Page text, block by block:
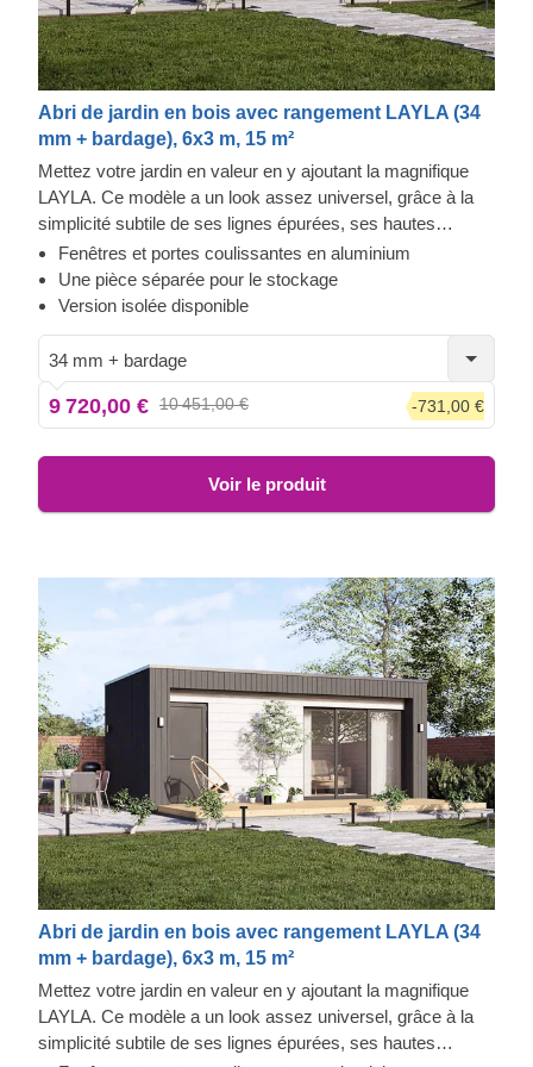
Abri de jardin en bois avec rangement LAYLA (34
mm + bardage), 6x3 m, 15 m²
Mettez votre jardin en valeur en y ajoutant la magnifique
LAYLA. Ce modèle a un look assez universel, grâce à la
simplicité subtile de ses lignes épurées, ses hautes
fenêtres en aluminium et son toit presque entièrement plat.
L'intérieur est modulable sur demande, mais vous
trouverez le processus de décoration simple, grâce à
côté. Ne prenant que 18 m² d'espace, cette structure vous
aidera à utiliser chaque mètre carré à votre avantage !
Pour votre plus grand confort, une version isolée de ce
modèle est également disponible.
Fenêtres et portes coulissantes en aluminium
Une pièce séparée pour le stockage
Version isolée disponible
34 mm + bardage
9 720,00 € 10 451,00 € -731,00 €
Voir le produit
Abri de jardin en bois avec rangement LAYLA (34
mm + bardage), 6x3 m, 15 m²
Mettez votre jardin en valeur en y ajoutant la magnifique
LAYLA. Ce modèle a un look assez universel, grâce à la
simplicité subtile de ses lignes épurées, ses hautes